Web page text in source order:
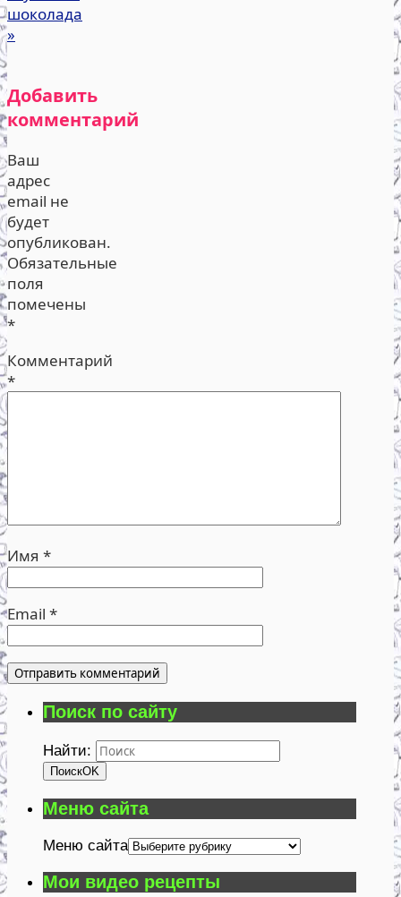
шоколада
»
Добавить
комментарий
Ваш
адрес
email не
будет
опубликован.
Обязательные
поля
помечены
*
Комментарий
*
Имя *
Email *
Поиск по сайту
Найти:
ПоискOK
Меню сайта
Меню сайта
Мои видео рецепты